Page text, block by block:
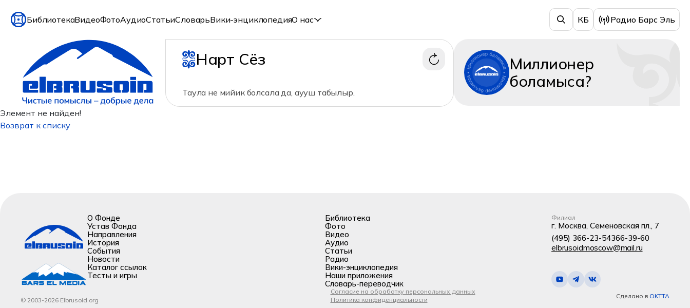
БиблиотекаВидеоФотоАудиоСтатьиСловарьВики-энциклопедияО нас КБ Радио Барс Эль
Нарт Сёз
Таула не мийик болсала да, аууш табылыр.
Миллионер
боламыса?
Элемент не найден!
Возврат к списку
О Фонде
Устав Фонда
Направления
История
События
Новости
Каталог ссылок
Тесты и игры
Библиотека
Фото
Видео
Аудио
Статьи
Радио
Вики-энциклопедия
Наши приложения
Словарь-переводчик
Филиал
г. Москва, Семеновская пл., 7
(495) 366-23-54366-39-60
elbrusoidmoscow@mail.ru
© 2003-2026 Elbrusoid.org
Согласие на обработку персональных данных
Политика конфиденциальности
Сделано в OKTTA